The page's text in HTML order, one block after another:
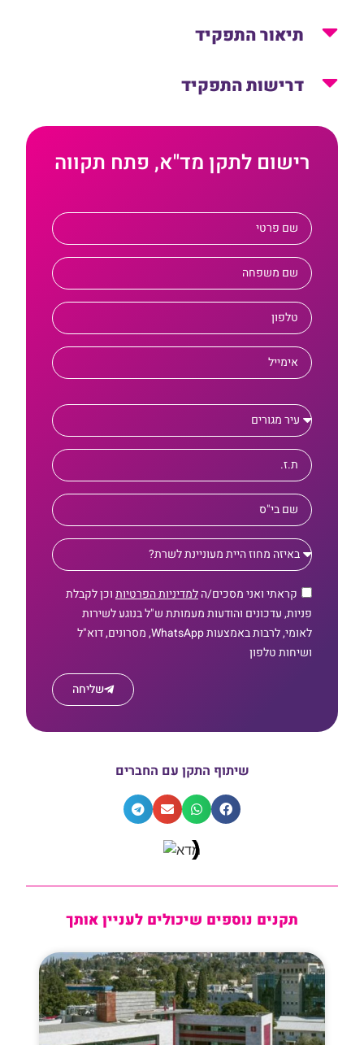
תיאור התפקיד
דרישות התפקיד
רישום לתקן מד"א, פתח תקווה
קראתי ואני מסכים/הלמדיניות הפרטיותוכן לקבלת
פניות, עדכונים והודעות מעמותת ש"ל בנוגע לשירות
לאומי, לרבות באמצעות WhatsApp, מסרונים, דוא"ל
ושיחות טלפון
שליחה
שיתוף התקן עם החברים
תקנים נוספים שיכולים לעניין אותך